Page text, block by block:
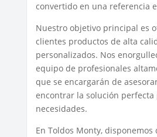
convertido en una referencia
Nuestro objetivo principal es
clientes productos de alta
personalizados. Nos
equipo de profesionales
que se encargarán de
encontrar la solución perfecta
necesidades.
En Toldos Monty,